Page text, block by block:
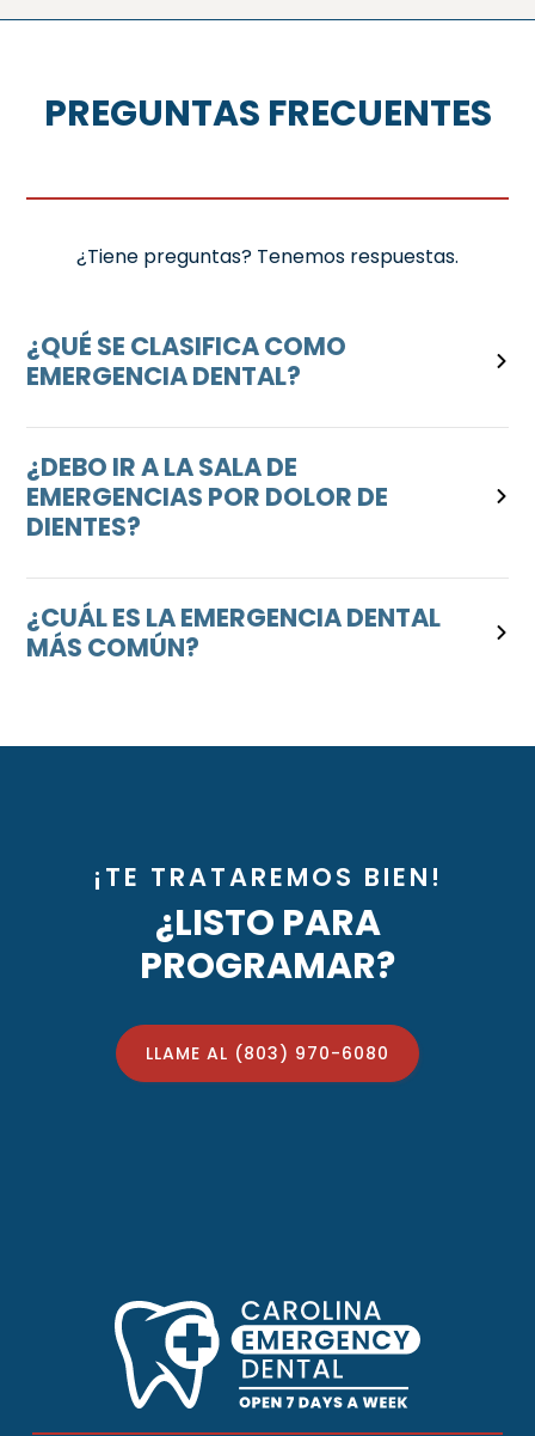
PREGUNTAS FRECUENTES
¿Tiene preguntas? Tenemos respuestas.
¿QUÉ SE CLASIFICA COMO
EMERGENCIA DENTAL?
¿DEBO IR A LA SALA DE
EMERGENCIAS POR DOLOR DE
DIENTES?
¿CUÁL ES LA EMERGENCIA DENTAL
MÁS COMÚN?
¡TE TRATAREMOS BIEN!
¿LISTO PARA
PROGRAMAR?
LLAME AL (803) 970-6080